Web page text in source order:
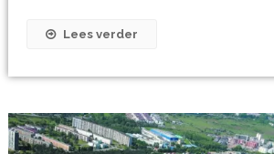
Lees verder